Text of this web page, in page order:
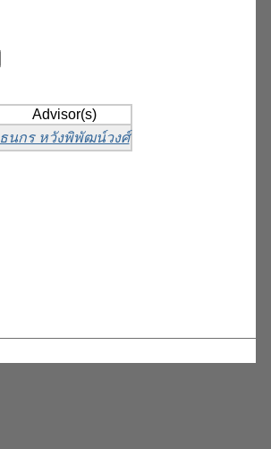
Advisor(s)
ธนกร หวังพิพัฒน์วงศ์